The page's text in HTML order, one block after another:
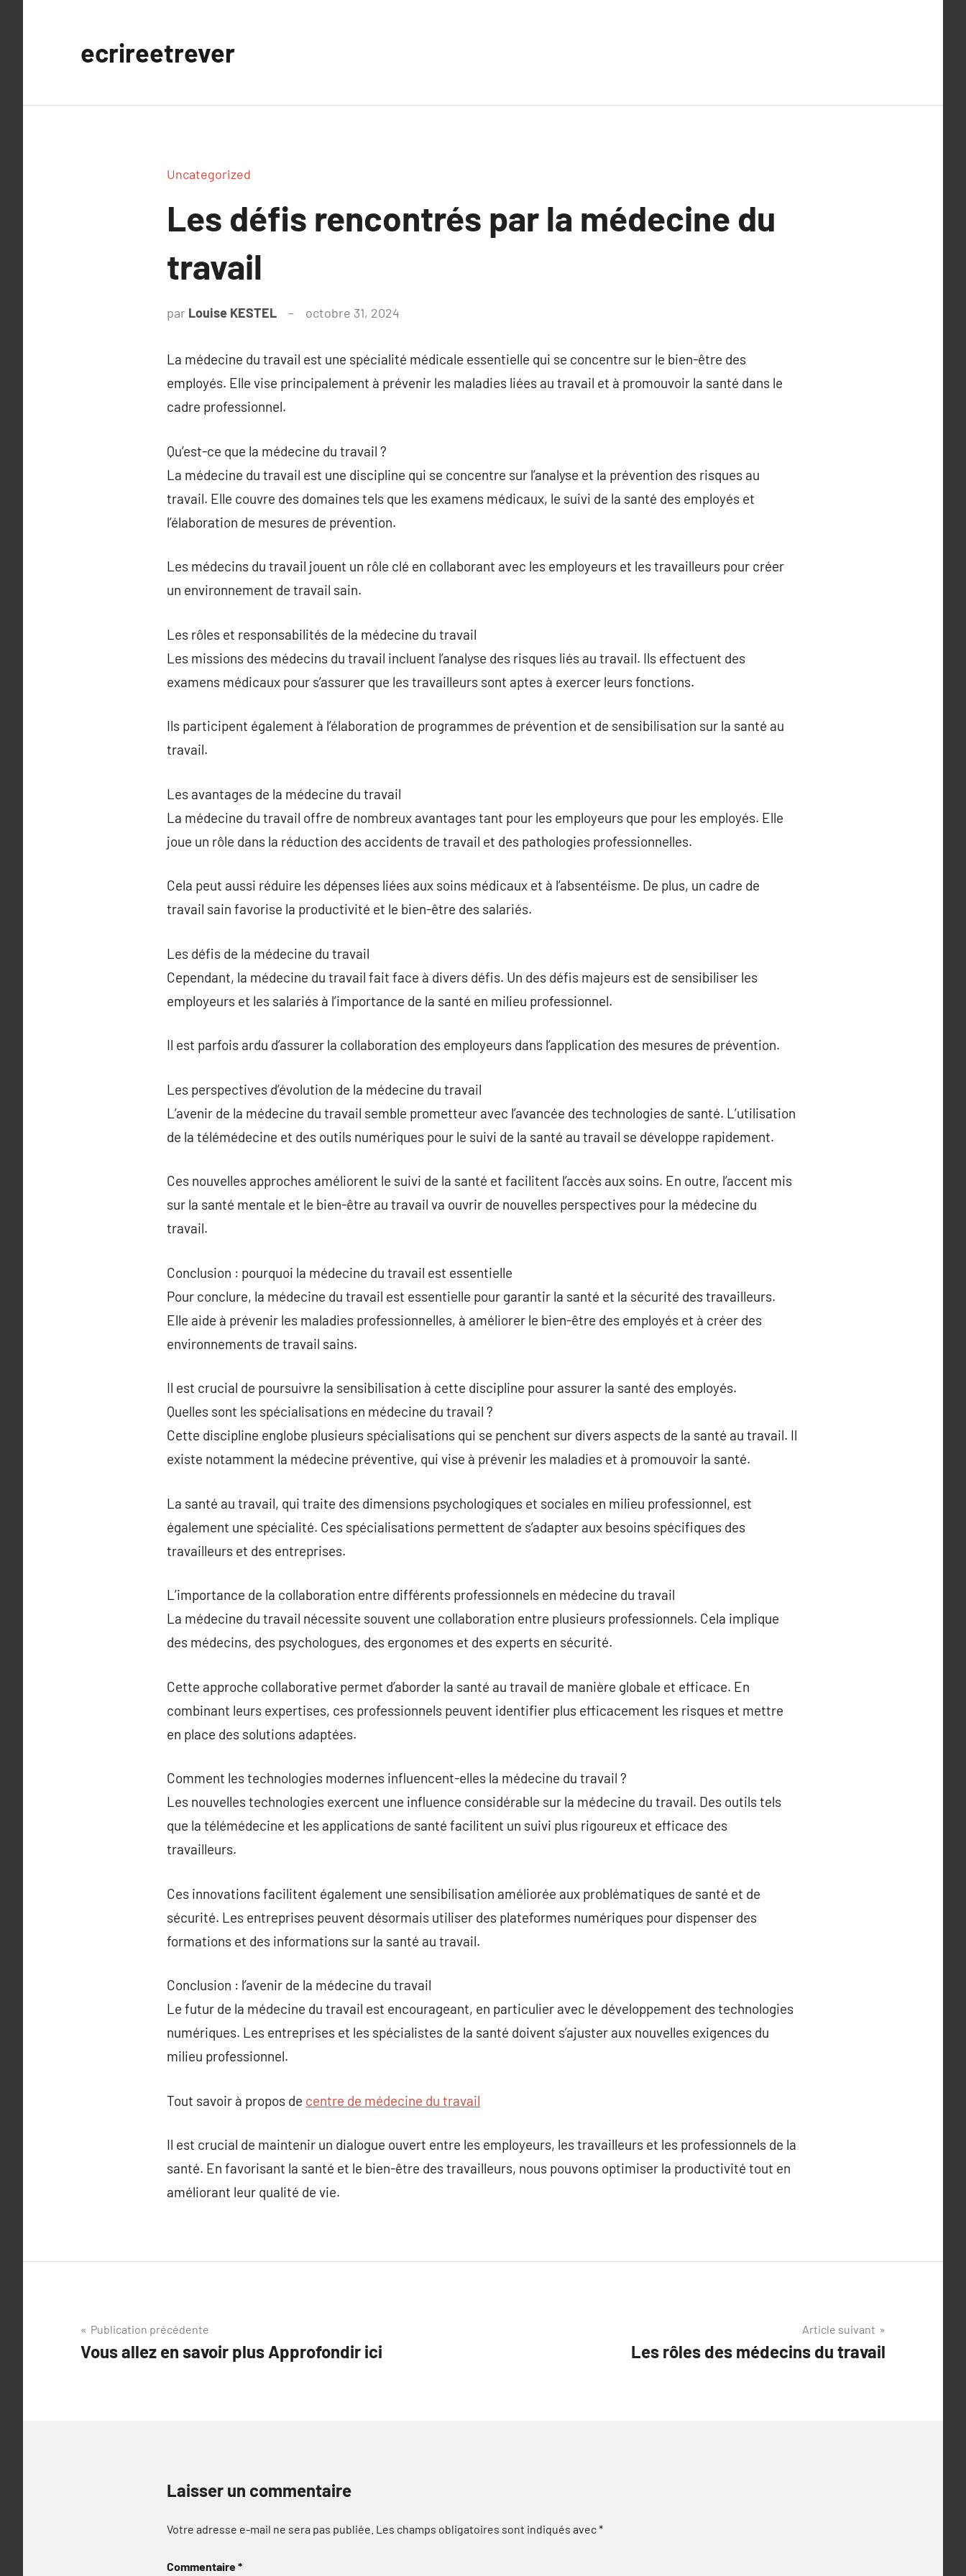
ecrireetrever
Uncategorized
Les défis rencontrés par la médecine du
travail
par Louise KESTEL octobre 31, 2024
La médecine du travail est une spécialité médicale essentielle qui se concentre sur le bien-être des
employés. Elle vise principalement à prévenir les maladies liées au travail et à promouvoir la santé dans le
cadre professionnel.
Qu’est-ce que la médecine du travail ?
La médecine du travail est une discipline qui se concentre sur l’analyse et la prévention des risques au
travail. Elle couvre des domaines tels que les examens médicaux, le suivi de la santé des employés et
l’élaboration de mesures de prévention.
Les médecins du travail jouent un rôle clé en collaborant avec les employeurs et les travailleurs pour créer
un environnement de travail sain.
Les rôles et responsabilités de la médecine du travail
Les missions des médecins du travail incluent l’analyse des risques liés au travail. Ils effectuent des
examens médicaux pour s’assurer que les travailleurs sont aptes à exercer leurs fonctions.
Ils participent également à l’élaboration de programmes de prévention et de sensibilisation sur la santé au
travail.
Les avantages de la médecine du travail
La médecine du travail offre de nombreux avantages tant pour les employeurs que pour les employés. Elle
joue un rôle dans la réduction des accidents de travail et des pathologies professionnelles.
Cela peut aussi réduire les dépenses liées aux soins médicaux et à l’absentéisme. De plus, un cadre de
travail sain favorise la productivité et le bien-être des salariés.
Les défis de la médecine du travail
Cependant, la médecine du travail fait face à divers défis. Un des défis majeurs est de sensibiliser les
employeurs et les salariés à l’importance de la santé en milieu professionnel.
Il est parfois ardu d’assurer la collaboration des employeurs dans l’application des mesures de prévention.
Les perspectives d’évolution de la médecine du travail
L’avenir de la médecine du travail semble prometteur avec l’avancée des technologies de santé. L’utilisation
de la télémédecine et des outils numériques pour le suivi de la santé au travail se développe rapidement.
Ces nouvelles approches améliorent le suivi de la santé et facilitent l’accès aux soins. En outre, l’accent mis
sur la santé mentale et le bien-être au travail va ouvrir de nouvelles perspectives pour la médecine du
travail.
Conclusion : pourquoi la médecine du travail est essentielle
Pour conclure, la médecine du travail est essentielle pour garantir la santé et la sécurité des travailleurs.
Elle aide à prévenir les maladies professionnelles, à améliorer le bien-être des employés et à créer des
environnements de travail sains.
Il est crucial de poursuivre la sensibilisation à cette discipline pour assurer la santé des employés.
Quelles sont les spécialisations en médecine du travail ?
Cette discipline englobe plusieurs spécialisations qui se penchent sur divers aspects de la santé au travail. Il
existe notamment la médecine préventive, qui vise à prévenir les maladies et à promouvoir la santé.
La santé au travail, qui traite des dimensions psychologiques et sociales en milieu professionnel, est
également une spécialité. Ces spécialisations permettent de s’adapter aux besoins spécifiques des
travailleurs et des entreprises.
L’importance de la collaboration entre différents professionnels en médecine du travail
La médecine du travail nécessite souvent une collaboration entre plusieurs professionnels. Cela implique
des médecins, des psychologues, des ergonomes et des experts en sécurité.
Cette approche collaborative permet d’aborder la santé au travail de manière globale et efficace. En
combinant leurs expertises, ces professionnels peuvent identifier plus efficacement les risques et mettre
en place des solutions adaptées.
Comment les technologies modernes influencent-elles la médecine du travail ?
Les nouvelles technologies exercent une influence considérable sur la médecine du travail. Des outils tels
que la télémédecine et les applications de santé facilitent un suivi plus rigoureux et efficace des
travailleurs.
Ces innovations facilitent également une sensibilisation améliorée aux problématiques de santé et de
sécurité. Les entreprises peuvent désormais utiliser des plateformes numériques pour dispenser des
formations et des informations sur la santé au travail.
Conclusion : l’avenir de la médecine du travail
Le futur de la médecine du travail est encourageant, en particulier avec le développement des technologies
numériques. Les entreprises et les spécialistes de la santé doivent s’ajuster aux nouvelles exigences du
milieu professionnel.
Tout savoir à propos de centre de médecine du travail
Il est crucial de maintenir un dialogue ouvert entre les employeurs, les travailleurs et les professionnels de la
santé. En favorisant la santé et le bien-être des travailleurs, nous pouvons optimiser la productivité tout en
améliorant leur qualité de vie.
Navigation
de
Publication précédente
Vous allez en savoir plus Approfondir ici
Article suivant
Les rôles des médecins du travail
Laisser un commentaire
Votre adresse e-mail ne sera pas publiée. Les champs obligatoires sont indiqués avec*
Commentaire*